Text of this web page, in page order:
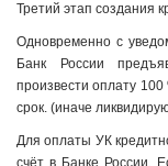
Третий этап создания
Одновременно с
Банк России
произвести оплату
срок. (иначе
Для оплаты УК
счёт в Банке России.